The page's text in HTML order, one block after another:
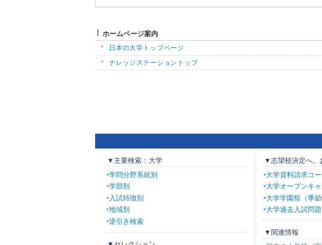
ホームページ案内
日本の大学トップページ
ナレッジステーショントップ
▼主要検索：大学
学問分野系統別
学部別
入試特徴別
地域別
逆引き検索
▼志望校決定へ。
大学資料請求コ
大学オープンキ
大学学園祭（季節
大学過去入試問題
▼関連情報